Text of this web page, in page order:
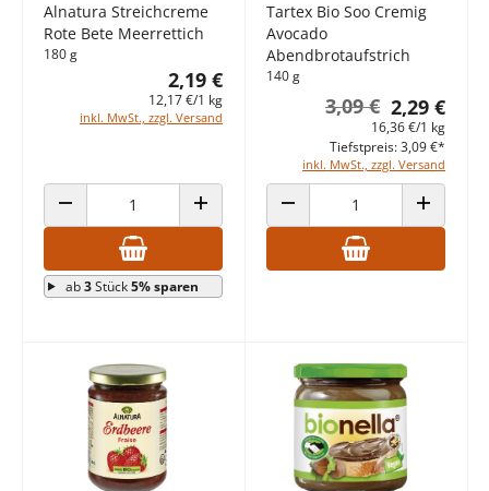
Alnatura Streichcreme
Rote Bete Meerrettich
180 g
2,19 €
12,17 €/1 kg
inkl. MwSt., zzgl. Versand
ANZAHL VERRINGERN ANZAHL ERHÖHEN
ab3Stück5% sparen
Tartex Bio Soo Cremig
Avocado
Abendbrotaufstrich
140 g
2,29 €
3,09 €
16,36 €/1 kg
inkl. MwSt., zzgl. Versand
Tiefstpreis: 3,09 €*
ANZAHL VERRINGERN ANZAHL